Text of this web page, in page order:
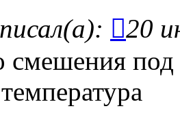
писал(а):
20
смешения под